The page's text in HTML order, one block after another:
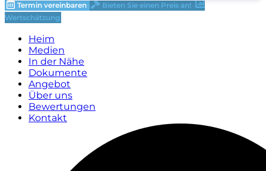
Termin vereinbaren
Bieten Sie einen Preis an!
Wertschätzung
Heim
Medien
In der Nähe
Dokumente
Angebot
Über uns
Bewertungen
Kontakt